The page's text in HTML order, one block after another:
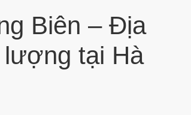
Biên – Địa
tại Hà